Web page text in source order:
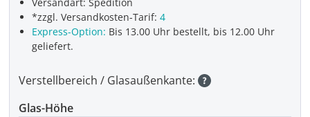
*zzgl. Versandkosten-Tarif:4
Express-Option: Bis 13.00 Uhr bestellt, bis 12.00 Uhr
geliefert.
Verstellbereich / Glasaußenkante:
Glas-Höhe